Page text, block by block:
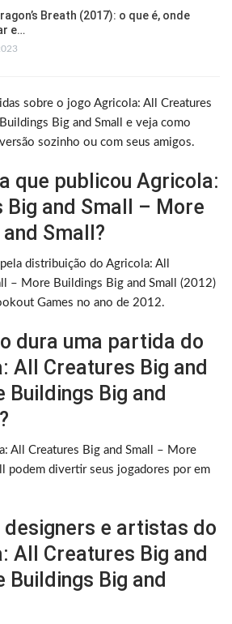
Breath (2017): o que é, onde
e…
sobre o jogo Agricola: All Creatures
Big and Small e veja como
sozinho ou com seus amigos.
que publicou Agricola:
and Small – More
Small?
distribuição do Agricola: All
– More Buildings Big and Small (2012)
Games no ano de 2012.
dura uma partida do
All Creatures Big and
Buildings Big and
All Creatures Big and Small – More
podem divertir seus jogadores por em
designers e artistas do
All Creatures Big and
Buildings Big and